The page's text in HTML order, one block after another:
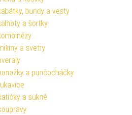
bundy a vesty
a šortky
a svetry
a punčocháčky
a sukně